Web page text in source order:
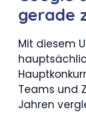
gerade
Mit diesem
Teams und
Jahren